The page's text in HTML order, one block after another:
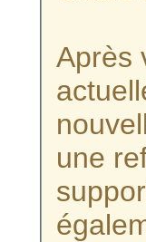
Après
une